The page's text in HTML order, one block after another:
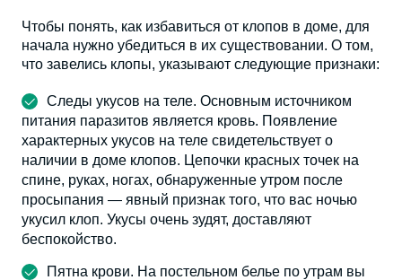
Чтобы понять, как избавиться от клопов в доме, для
начала нужно убедиться в их существовании. О том,
что завелись клопы, указывают следующие признаки:
Следы укусов на теле. Основным источником
питания паразитов является кровь. Появление
характерных укусов на теле свидетельствует о
наличии в доме клопов. Цепочки красных точек на
спине, руках, ногах, обнаруженные утром после
просыпания — явный признак того, что вас ночью
укусил клоп. Укусы очень зудят, доставляют
беспокойство.
Пятна крови. На постельном белье по утрам вы